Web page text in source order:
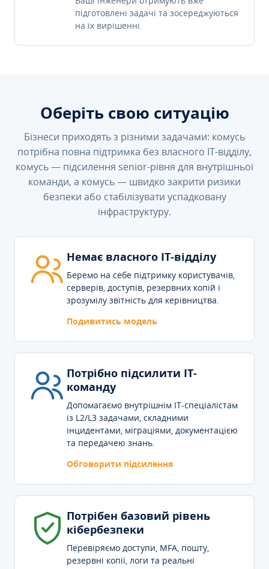
підготовлені задачі та зосереджуються
на їх вирішенні.
Оберіть свою ситуацію
Бізнеси приходять з різними задачами: комусь
потрібна повна підтримка без власного IT-відділу,
комусь — підсилення senior-рівня для внутрішньої
команди, а комусь — швидко закрити ризики
безпеки або стабілізувати успадковану
інфраструктуру.
Немає власного IT-відділу
Беремо на себе підтримку користувачів,
серверів, доступів, резервних копій і
зрозумілу звітність для керівництва.
Подивитись модель
Потрібно підсилити IT-
команду
Допомагаємо внутрішнім IT-спеціалістам
із L2/L3 задачами, складними
інцидентами, міграціями, документацією
та передачею знань.
Обговорити підсилення
Потрібен базовий рівень
кібербезпеки
Перевіряємо доступи, MFA, пошту,
резервні копії, логи та реальні